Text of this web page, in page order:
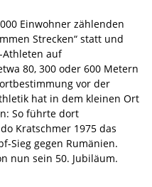
Einwohner zählenden
Strecken“ statt und
auf
80, 300 oder 600 Metern
vor der
hat in dem kleinen Ort
So führte dort
Kratschmer 1975 das
Sieg gegen Rumänien.
nun sein 50. Jubiläum.